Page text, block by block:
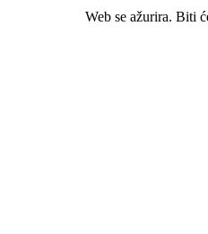
Web se ažurira. Biti